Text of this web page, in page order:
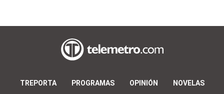
TREPORTA PROGRAMAS OPINIÓN NOVELAS